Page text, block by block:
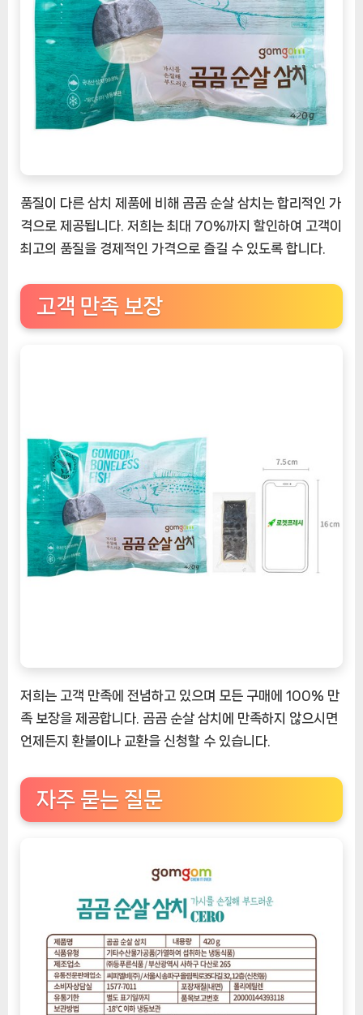
품질이 다른 삼치 제품에 비해 곰곰 순살 삼치는 합리적인 가
격으로 제공됩니다. 저희는 최대 70%까지 할인하여 고객이
최고의 품질을 경제적인 가격으로 즐길 수 있도록 합니다.
고객 만족 보장
저희는 고객 만족에 전념하고 있으며 모든 구매에 100% 만
족 보장을 제공합니다. 곰곰 순살 삼치에 만족하지 않으시면
언제든지 환불이나 교환을 신청할 수 있습니다.
자주 묻는 질문